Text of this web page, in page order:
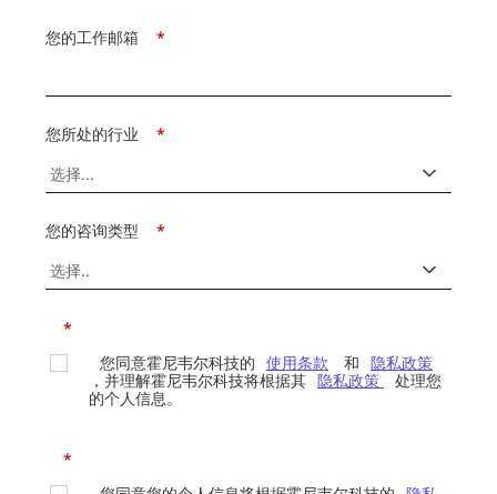
*
您的工作邮箱
*
您所处的行业
*
您的咨询类型
*
您同意霍尼韦尔科技的 使用条款 和 隐私政策
，并理解霍尼韦尔科技将根据其 隐私政策
处理您
的个人信息。
*